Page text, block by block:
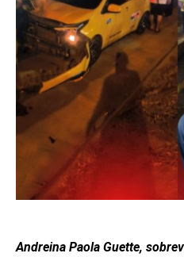
Andreina Paola Guette,